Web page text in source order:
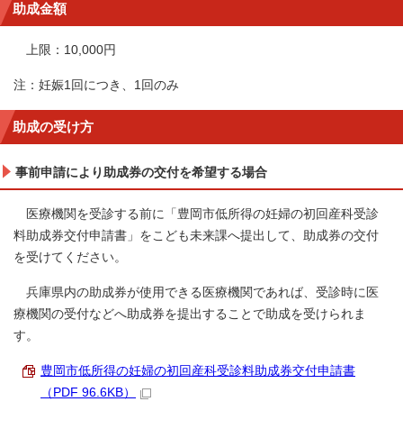
助成金額
上限：10,000円
注：妊娠1回につき、1回のみ
助成の受け方
事前申請により助成券の交付を希望する場合
医療機関を受診する前に「豊岡市低所得の妊婦の初回産科受診
料助成券交付申請書」をこども未来課へ提出して、助成券の交付
を受けてください。
兵庫県内の助成券が使用できる医療機関であれば、受診時に医
療機関の受付などへ助成券を提出することで助成を受けられま
す。
豊岡市低所得の妊婦の初回産科受診料助成券交付申請書
（PDF 96.6KB）